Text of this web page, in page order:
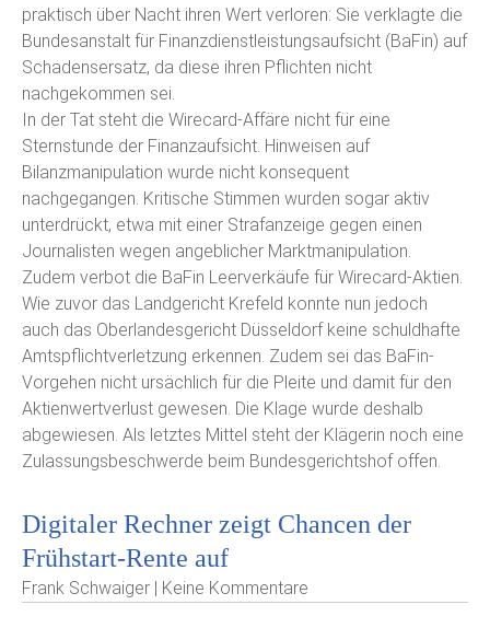
praktisch über Nacht ihren Wert verloren: Sie verklagte die
Bundesanstalt für Finanzdienstleistungsaufsicht (BaFin) auf
Schadensersatz, da diese ihren Pflichten nicht
nachgekommen sei.
In der Tat steht die Wirecard-Affäre nicht für eine
Sternstunde der Finanzaufsicht. Hinweisen auf
Bilanzmanipulation wurde nicht konsequent
nachgegangen. Kritische Stimmen wurden sogar aktiv
unterdrückt, etwa mit einer Strafanzeige gegen einen
Journalisten wegen angeblicher Marktmanipulation.
Zudem verbot die BaFin Leerverkäufe für Wirecard-Aktien.
Wie zuvor das Landgericht Krefeld konnte nun jedoch
auch das Oberlandesgericht Düsseldorf keine schuldhafte
Amtspflichtverletzung erkennen. Zudem sei das BaFin-
Vorgehen nicht ursächlich für die Pleite und damit für den
Aktienwertverlust gewesen. Die Klage wurde deshalb
abgewiesen. Als letztes Mittel steht der Klägerin noch eine
Zulassungsbeschwerde beim Bundesgerichtshof offen.
Digitaler Rechner zeigt Chancen der
Frühstart-Rente auf
Frank Schwaiger | Keine Kommentare